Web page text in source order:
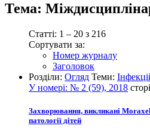
Тема:
Статті: 1 – 20 з 216
Сортувати за:
Номер журналу
Заголовок
Розділи: Огляд Теми:
У номері: № 2 (59), 2018
Захворювання, викликані
патології дітей